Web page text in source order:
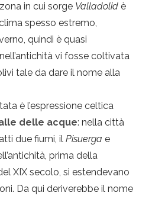
in cui sorge Valladolid è
spesso estremo,
quindi è quasi
vi fosse coltivata
tale da dare il nome alla
è l’espressione celtica
delle acque: nella città
due fiumi, il Pisuerga e
prima della
XIX secolo, si estendevano
Da qui deriverebbe il nome